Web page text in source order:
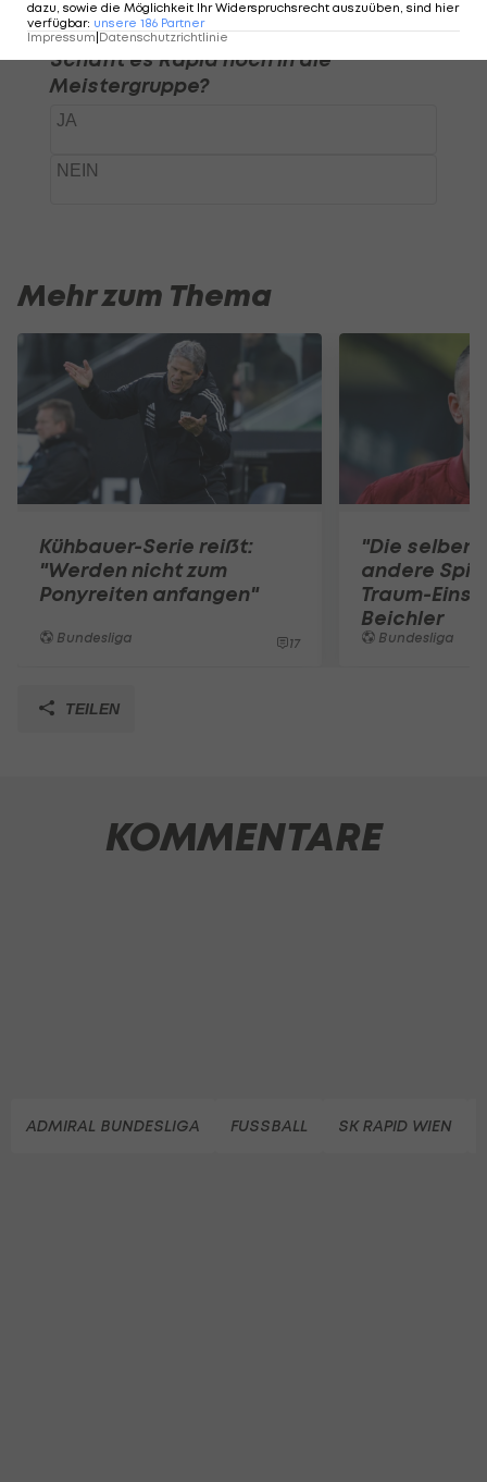
Mehr zum Thema
Kühbauer-Serie reißt:
"Werden nicht zum
Ponyreiten anfangen"
Bundesliga 17
"Die selben
andere
Traum-
Beichler
Bundesliga
TEILEN
KOMMENTARE
ADMIRAL BUNDESLIGA FUSSBALL SK RAPID WIEN
dazu, sowie die Möglichkeit Ihr Widerspruchsrecht auszuüben, sind hier
verfügbar: unsere 186 Partner
Impressum Datenschutzrichtlinie